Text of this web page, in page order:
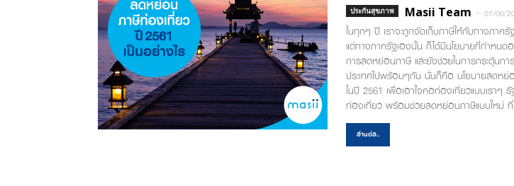
ประกันสุขภาพ Masii Team - 07/06/
ในทุกๆ ปี เราจะถูกจัดเก็บภาษีให้กับทางภาค
แต่ทางภาครัฐเองนั้น ก็ได้มีนโยบายที่กำหนด
การลดหย่อนภาษี และยังช่วยในการกระตุ้นกา
ประเทศไปพร้อมๆกัน นั่นก็คือ นโยบายลดหย่
ในปี 2561 เพื่อเอาใจคอท่องเที่ยวแบบเราๆ
ท่องเที่ยว พร้อมช่วยลดหย่อนภาษีแบบใหม่ ที่
ฉะนั้นเรามาดูกันดีกว่า ว่า นโยบายลดหย่อนภา
อะไรบ้าง ลดหย่อนภาษีท่องเที่ยว ปี 2561 เป็
ลดหย่อนภาษี 55 เมืองรอง สำหรับมาตรการ
อ่านต่อ..